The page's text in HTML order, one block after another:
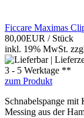
Ficcare Maximas
80,00EUR / Stück
inkl. 19% MwSt.
3 - 5 Werktage **
zum Produkt
Schnabelspange mit
Messing aus der